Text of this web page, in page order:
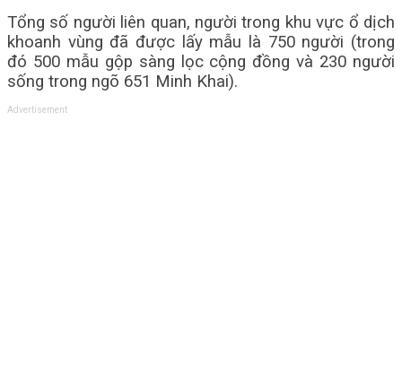
Tổng số người liên quan, người trong khu vực ổ dịch
khoanh vùng đã được lấy mẫu là 750 người (trong
đó 500 mẫu gộp sàng lọc cộng đồng và 230 người
sống trong ngõ 651 Minh Khai).
Advertisement